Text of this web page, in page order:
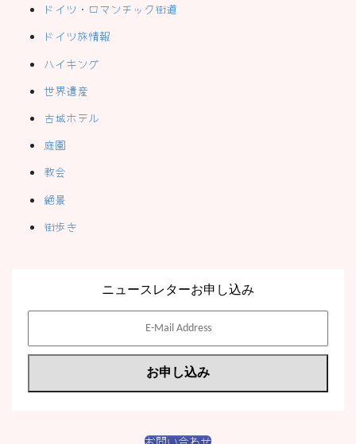
ドイツ・ロマンチック街道
ドイツ旅情報
ハイキング
世界遺産
古城ホテル
庭園
教会
絶景
街歩き
ニュースレターお申し込み
お問い合わせ